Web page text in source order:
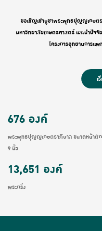
ขอเชิญเช่าบูชาพระพุทธปุญญเกษต
มหาวิทยาลัยเกษตรศาสตร์ และนำปัจ
โครงการอุทยานการแ
เ
676 องค์
พระพุทธปุญญเกษตราภิบาล ขนาดหน้าตัก
9 นิ้ว
13,651 องค์
พระกริ่ง